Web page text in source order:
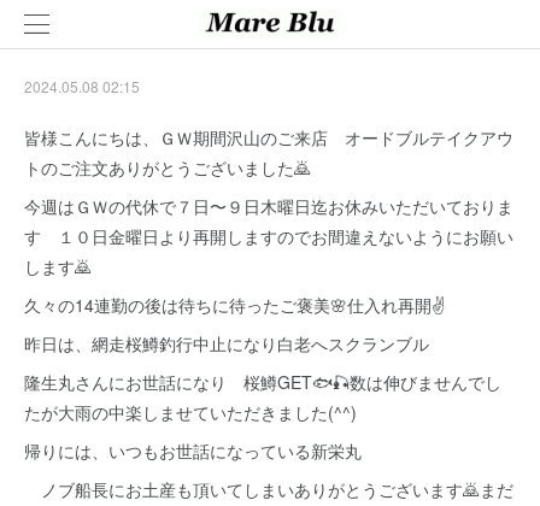
2024.05.08 02:15
皆様こんにちは、ＧＷ期間沢山のご来店 オードブルテイクアウ
トのご注文ありがとうございました🙇
今週はＧＷの代休で７日〜９日木曜日迄お休みいただいておりま
す １０日金曜日より再開しますのでお間違えないようにお願い
します🙇
久々の14連勤の後は待ちに待ったご褒美🌸仕入れ再開✌
昨日は、網走桜鱒釣行中止になり白老へスクランブル
隆生丸さんにお世話になり 桜鱒GET🐟🎣数は伸びませんでし
たが大雨の中楽しませていただきました(^^)
帰りには、いつもお世話になっている新栄丸
ノブ船長にお土産も頂いてしまいありがとうございます🙇まだ